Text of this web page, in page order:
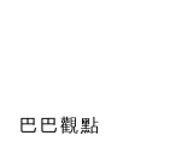
巴巴觀點